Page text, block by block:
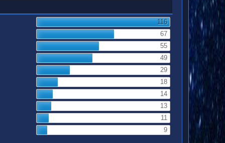
116
67
55
49
29
18
14
13
11
9